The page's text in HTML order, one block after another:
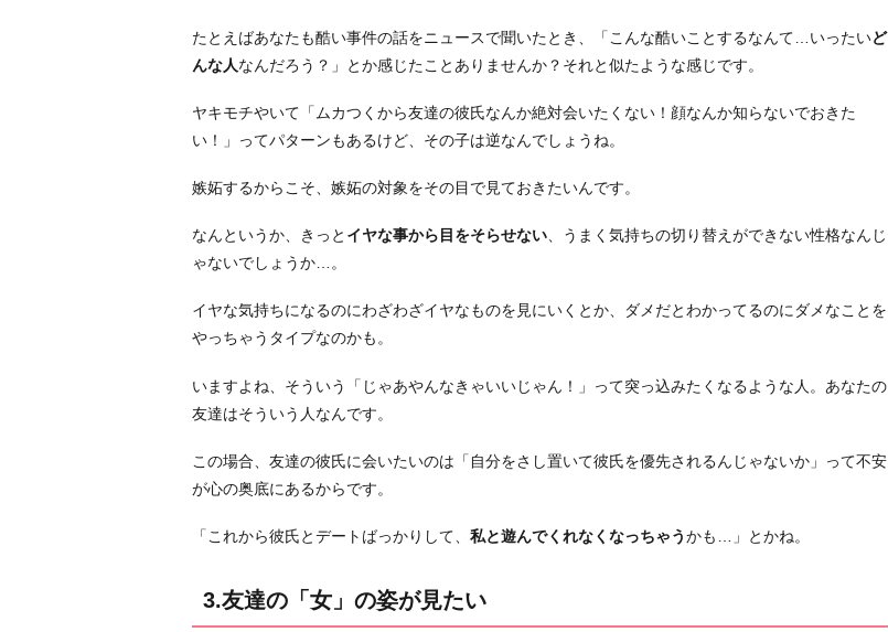
て
お
た
い
達
の
の
姿
見
た
い
4.
の
を
広
たとえばあなたも酷い事件の話をニュースで聞いたとき、「こんな酷いことするなんて…いったいど
んな人なんだろう？」とか感じたことありませんか？それと似たような感じです。
ヤキモチやいて「ムカつくから友達の彼氏なんか絶対会いたくない！顔なんか知らないでおきた
い！」ってパターンもあるけど、その子は逆なんでしょうね。
嫉妬するからこそ、嫉妬の対象をその目で見ておきたいんです。
なんというか、きっと イヤな事から目をそらせない、うまく気持ちの切り替えができない性格なんじ
ゃないでしょうか…。
イヤな気持ちになるのにわざわざイヤなものを見にいくとか、ダメだとわかってるのにダメなことを
やっちゃうタイプなのかも。
いますよね、そういう「じゃあやんなきゃいいじゃん！」って突っ込みたくなるような人。あなたの
友達はそういう人なんです。
この場合、友達の彼氏に会いたいのは「自分をさし置いて彼氏を優先されるんじゃないか」って不安
が心の奥底にあるからです。
「これから彼氏とデートばっかりして、 私と遊んでくれなくなっちゃうかも…」とかね。
3.友達の「女」の姿が見たい